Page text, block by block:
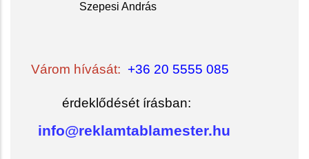
Szepesi András
Várom hívását: +36 20 5555 085
érdeklődését írásban:
info@reklamtablamester.hu